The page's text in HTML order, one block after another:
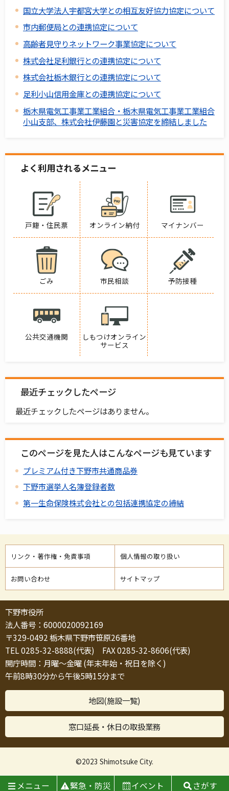
国立大学法人宇都宮大学との相互友好協力協定について
市内郵便局との連携協定について
高齢者見守りネットワーク事業協定について
株式会社足利銀行との連携協定について
株式会社栃木銀行との連携協定について
足利小山信用金庫との連携協定について
栃木県電気工事業工業組合・栃木県電気工事業工業組合
小山支部、株式会社伊藤園と災害協定を締結しました
よく利用されるメニュー
戸籍・住民票 オンライン納付 マイナンバー
ごみ 市民相談 予防接種
公共交通機関
しもつけオンライン
サービス
最近チェックしたページ
最近チェックしたページはありません。
このページを見た人はこんなページも見ています
プレミアム付き下野市共通商品券
下野市選挙人名簿登録者数
第一生命保険株式会社との包括連携協定の締結
リンク・著作権・免責事項 個人情報の取り扱い
お問い合わせ サイトマップ
下野市役所
法人番号：6000020092169
〒329-0492 栃木県下野市笹原26番地
TEL 0285-32-8888(代表) FAX 0285-32-8606(代表)
開庁時間：月曜～金曜 (年末年始・祝日を除く)
午前8時30分から午後5時15分まで
地図(施設一覧)
窓口延長・休日の取扱業務
©2023 Shimotsuke City.
メニュー 緊急・防災 イベント さがす